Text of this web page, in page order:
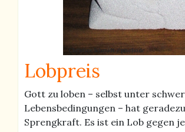
Christine Schmidt / pixelio.de
Lobpreis
Gott zu loben – selbst unter
Lebensbedingungen – hat geradezu
Sprengkraft. Es ist ein Lob gegen